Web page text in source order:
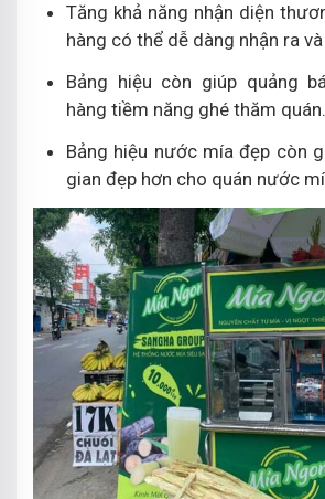
Tăng khả năng nhận diện
hàng có thể dễ dàng nhận ra
Bảng hiệu còn giúp quảng
hàng tiềm năng ghé thăm quán.
Bảng hiệu nước mía đẹp còn
gian đẹp hơn cho quán nước